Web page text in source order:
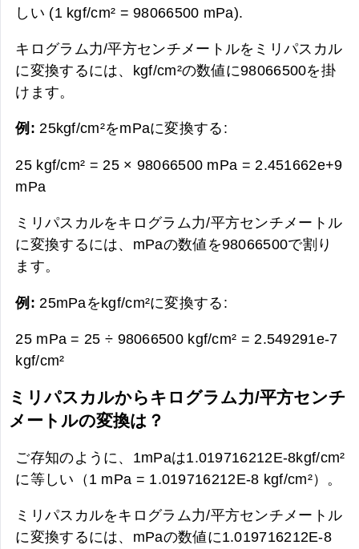
しい (1 kgf/cm² = 98066500 mPa).
キログラム力/平方センチメートルをミリパスカル
に変換するには、kgf/cm²の数値に98066500を掛
けます。
例:25kgf/cm²をmPaに変換する:
25 kgf/cm² = 25 × 98066500 mPa = 2.451662e+9
mPa
ミリパスカルをキログラム力/平方センチメートル
に変換するには、mPaの数値を98066500で割り
ます。
例: 25mPaをkgf/cm²に変換する:
25 mPa = 25 ÷ 98066500 kgf/cm² = 2.549291e-7
kgf/cm²
ミリパスカルからキログラム力/平方センチ
メートルの変換は？
ご存知のように、1mPaは1.019716212E-8kgf/cm²
に等しい（1 mPa = 1.019716212E-8 kgf/cm²）。
ミリパスカルをキログラム力/平方センチメートル
に変換するには、mPaの数値に1.019716212E-8